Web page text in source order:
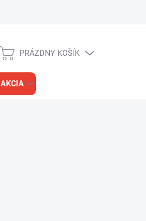
NÁKUPNÝ
PRÁZDNY KOŠÍK
AKCIA